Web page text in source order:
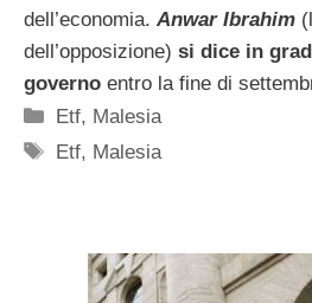
dell’economia. Anwar Ibrahim
dell’opposizione) si dice in
governo entro la fine di
Categorie
Etf, Malesia
Tag
Etf, Malesia